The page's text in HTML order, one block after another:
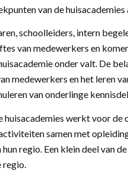
van de huisacademies
schoolleiders, intern
van medewerkers en
onder valt. De
medewerkers en het leren
van onderlinge
huisacademies werkt voor
samen met
regio. Een klein deel van
regio.